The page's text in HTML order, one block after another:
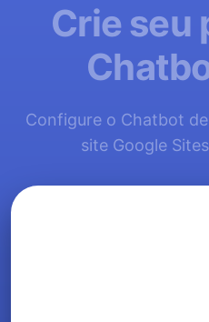
Crie seu
Configure o Chatbot
site Google